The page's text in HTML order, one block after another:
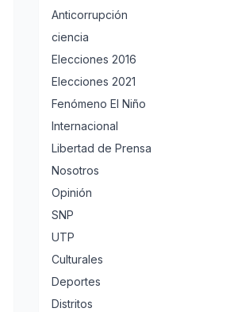
Anticorrupción
ciencia
Elecciones 2016
Elecciones 2021
Fenómeno El Niño
Internacional
Libertad de Prensa
Nosotros
Opinión
SNP
UTP
Culturales
Deportes
Distritos